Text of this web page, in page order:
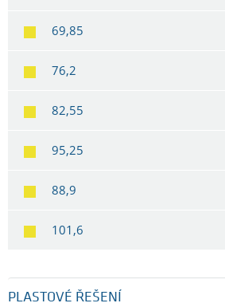
69,85
76,2
82,55
95,25
88,9
101,6
PLASTOVÉ ŘEŠENÍ